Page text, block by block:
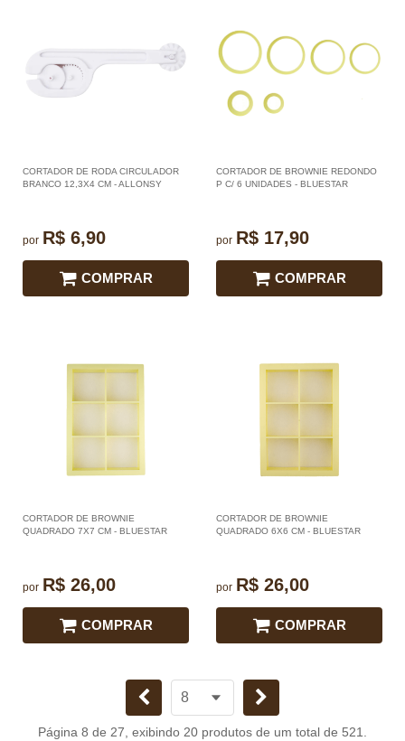
CORTADOR DE RODA CIRCULADOR
BRANCO 12,3X4 CM - ALLONSY
por R$ 6,90
COMPRAR
CORTADOR DE BROWNIE REDONDO
P C/ 6 UNIDADES - BLUESTAR
por R$ 17,90
COMPRAR
CORTADOR DE BROWNIE
QUADRADO 7X7 CM - BLUESTAR
por R$ 26,00
COMPRAR
CORTADOR DE BROWNIE
QUADRADO 6X6 CM - BLUESTAR
por R$ 26,00
COMPRAR
Página 8 de 27, exibindo 20 produtos de um total de 521.